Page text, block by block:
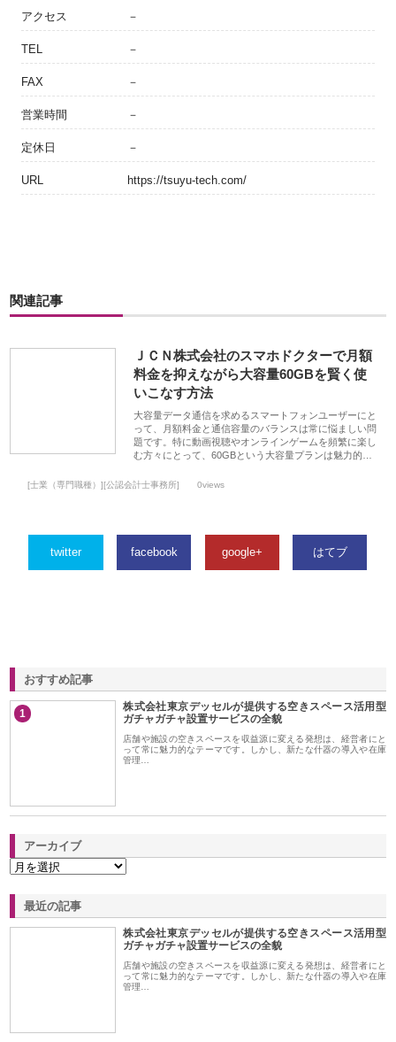
アクセス －
TEL －
FAX －
営業時間 －
定休日 －
URL https://tsuyu-tech.com/
関連記事
ＪＣＮ株式会社のスマホドクターで月額
料金を抑えながら大容量60GBを賢く使
いこなす方法
大容量データ通信を求めるスマートフォンユーザーにと
って、月額料金と通信容量のバランスは常に悩ましい問
題です。特に動画視聴やオンラインゲームを頻繁に楽し
む方々にとって、60GBという大容量プランは魅力的…
[士業（専門職種）][公認会計士事務所] 0views
twitter facebook google+ はてブ
おすすめ記事
1
株式会社東京デッセルが提供する空きスペース活用型
ガチャガチャ設置サービスの全貌
店舗や施設の空きスペースを収益源に変える発想は、経営者にと
って常に魅力的なテーマです。しかし、新たな什器の導入や在庫
管理…
アーカイブ
最近の記事
株式会社東京デッセルが提供する空きスペース活用型
ガチャガチャ設置サービスの全貌
店舗や施設の空きスペースを収益源に変える発想は、経営者にと
って常に魅力的なテーマです。しかし、新たな什器の導入や在庫
管理…